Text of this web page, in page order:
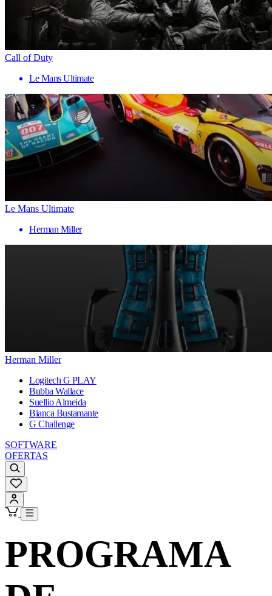
Call of Duty
Le Mans Ultimate
Le Mans Ultimate
Herman Miller
Herman Miller
Logitech G PLAY
Bubba Wallace
Suellio Almeida
Bianca Bustamante
G Challenge
SOFTWARE
OFERTAS
PROGRAMA